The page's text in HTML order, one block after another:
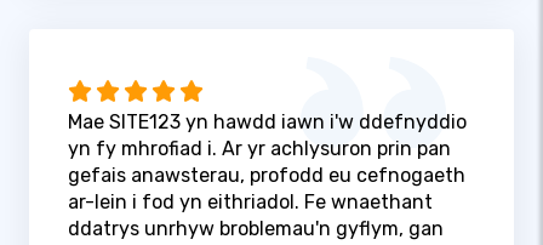
Mae SITE123 yn hawdd iawn i'w ddefnyddio
yn fy mhrofiad i. Ar yr achlysuron prin pan
gefais anawsterau, profodd eu cefnogaeth
ar-lein i fod yn eithriadol. Fe wnaethant
ddatrys unrhyw broblemau'n gyflym, gan